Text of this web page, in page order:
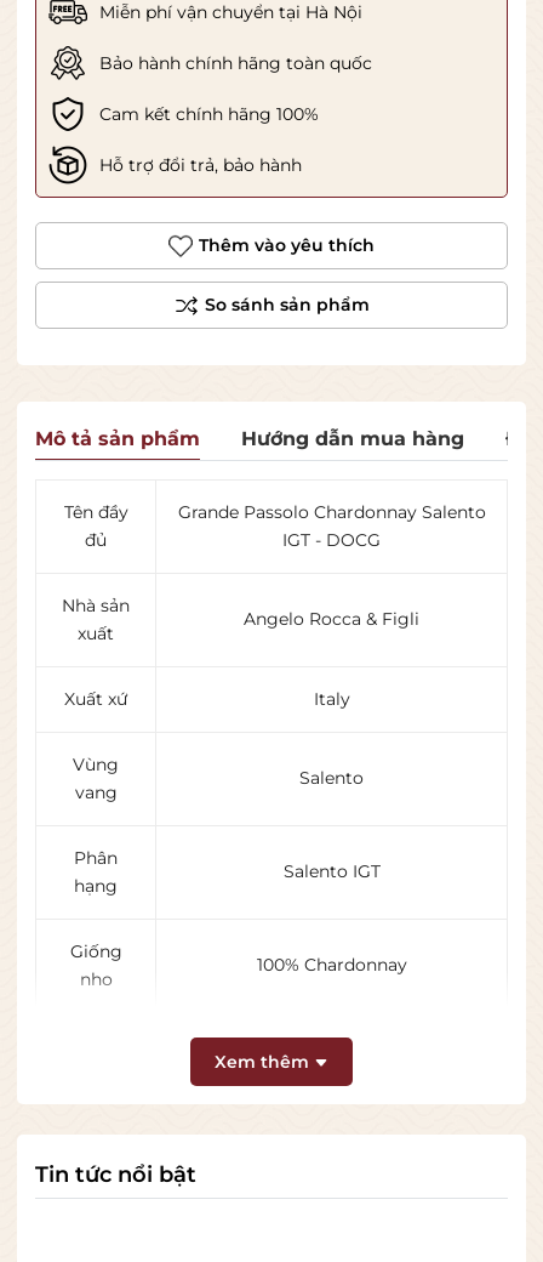
Miễn phí vận chuyển tại Hà Nội
Bảo hành chính hãng toàn quốc
Cam kết chính hãng 100%
Hỗ trợ đổi trả, bảo hành
Thêm vào yêu thích
Mô tả sản phẩm Hướng dẫn mua hàng
Tên đầy
đủ
Grande Passolo Chardonnay Salento
IGT - DOCG
Nhà sản
xuất
Angelo Rocca & Figli
Xuất xứ Italy
Vùng
vang
Salento
Phân
hạng
Salento IGT
Giống
nho
100% Chardonnay
Vang trắng khô
Dung
tích
Nồng độ
Xem thêm
Tin tức nổi bật